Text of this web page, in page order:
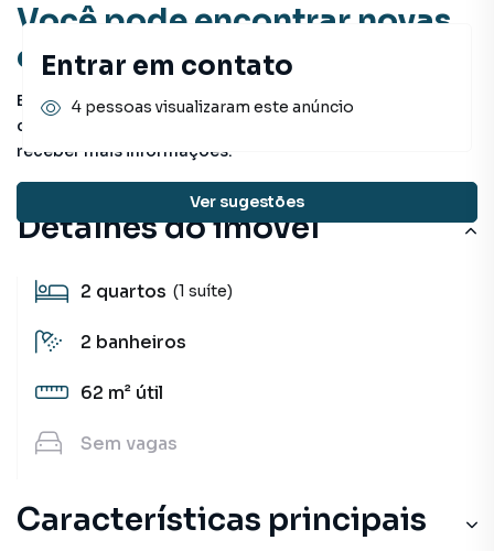
Você pode encontrar novas
oportunidades!
Este imóvel não está mais disponível, mas você pode
conferir outros em nosso site ou deixar seu contato para
receber mais informações.
Ver sugestões
Detalhes do imóvel
2 quartos (1 suíte)
2 banheiros
62 m² útil
Sem vagas
Características principais
Entrar em contato
4 pessoas visualizaram este anúncio